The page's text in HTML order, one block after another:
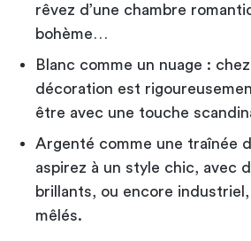
rêvez d’une chambre
bohème…
Blanc comme un nuage :
décoration est
être avec une touche
Argenté comme une traînée
aspirez à un style chic, avec
brillants, ou encore
mêlés.